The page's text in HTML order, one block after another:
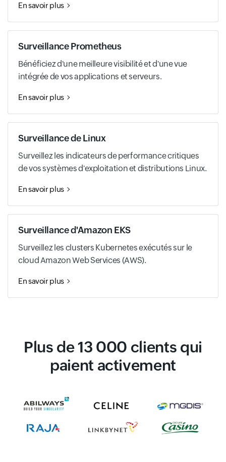
En savoir plus
Surveillance Prometheus
Bénéficiez d'une meilleure visibilité et d'une vue
intégrée de vos applications et serveurs.
En savoir plus
Surveillance de Linux
Surveillez les indicateurs de performance critiques
de vos systèmes d'exploitation et distributions Linux.
En savoir plus
Surveillance d'Amazon EKS
Surveillez les clusters Kubernetes exécutés sur le
cloud Amazon Web Services (AWS).
En savoir plus
Plus de 13 000 clients qui
paient activement